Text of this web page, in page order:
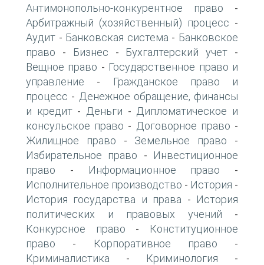
Антимонопольно-конкурентное право -
Арбитражный (хозяйственный) процесс -
Аудит - Банковская система - Банковское
право - Бизнес - Бухгалтерский учет -
Вещное право - Государственное право и
управление -
Гражданское право и
процесс - Денежное обращение, финансы
и кредит- Деньги - Дипломатическое и
консульское право - Договорное право -
Жилищное право - Земельное право -
Избирательное право -
Инвестиционное
право - Информационное право -
Исполнительное производство - История -
История государства и права -
История
политических и правовых учений -
Конкурсное право -
Конституционное
право - Корпоративное право -
Криминалистика - Криминология -